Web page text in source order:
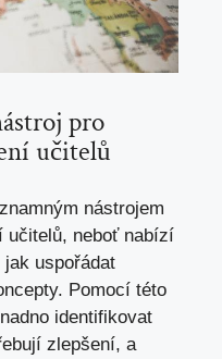
pro
učitelů
nástrojem
učitelů, neboť nabízí
uspořádat
Pomocí této
identifikovat
zlepšení, a